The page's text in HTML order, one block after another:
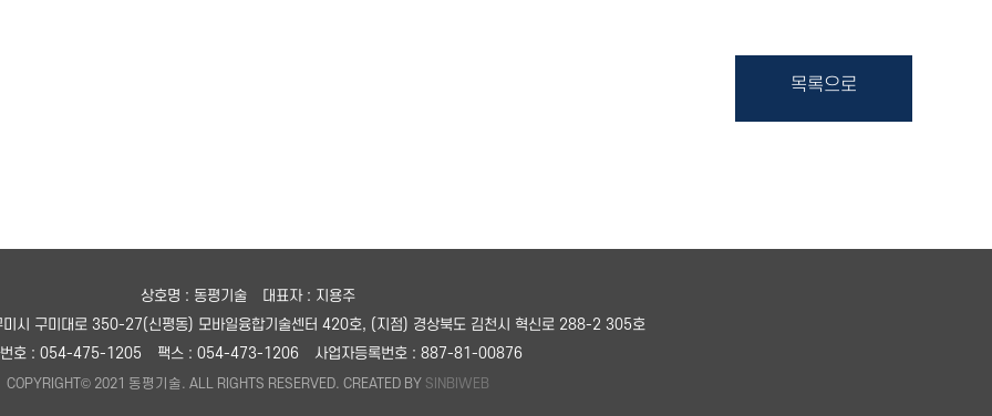
목록으로
상호명 : 동평기술
대표자 : 지용주
시 구미대로 350-27(신평동) 모바일융합기술센터 420호, (지점) 경상북도 김천시 혁신로 288-2 305호
번호 : 054-475-1205
팩스 : 054-473-1206 사업자등록번호 : 887-81-00876
COPYRIGHT© 2021 동평기술. ALL RIGHTS RESERVED. CREATED BY SINBIWEB